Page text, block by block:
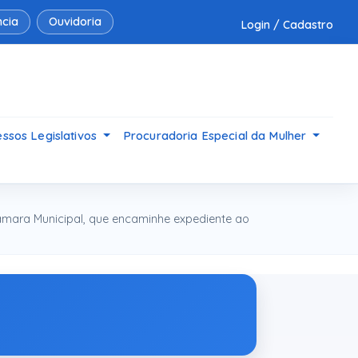
Ouvidoria Login / Cadastro
Legislativos Procuradoria Especial da Mulher
Municipal, que encaminhe expediente ao